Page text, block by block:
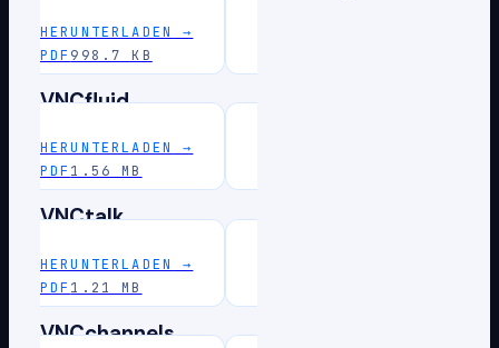
HERUNTERLADEN
→
PDF 998.7 KB
VNCfluid
HERUNTERLADEN
→
PDF 1.56 MB
VNCtalk
HERUNTERLADEN
→
PDF 1.21 MB
VNCchannels